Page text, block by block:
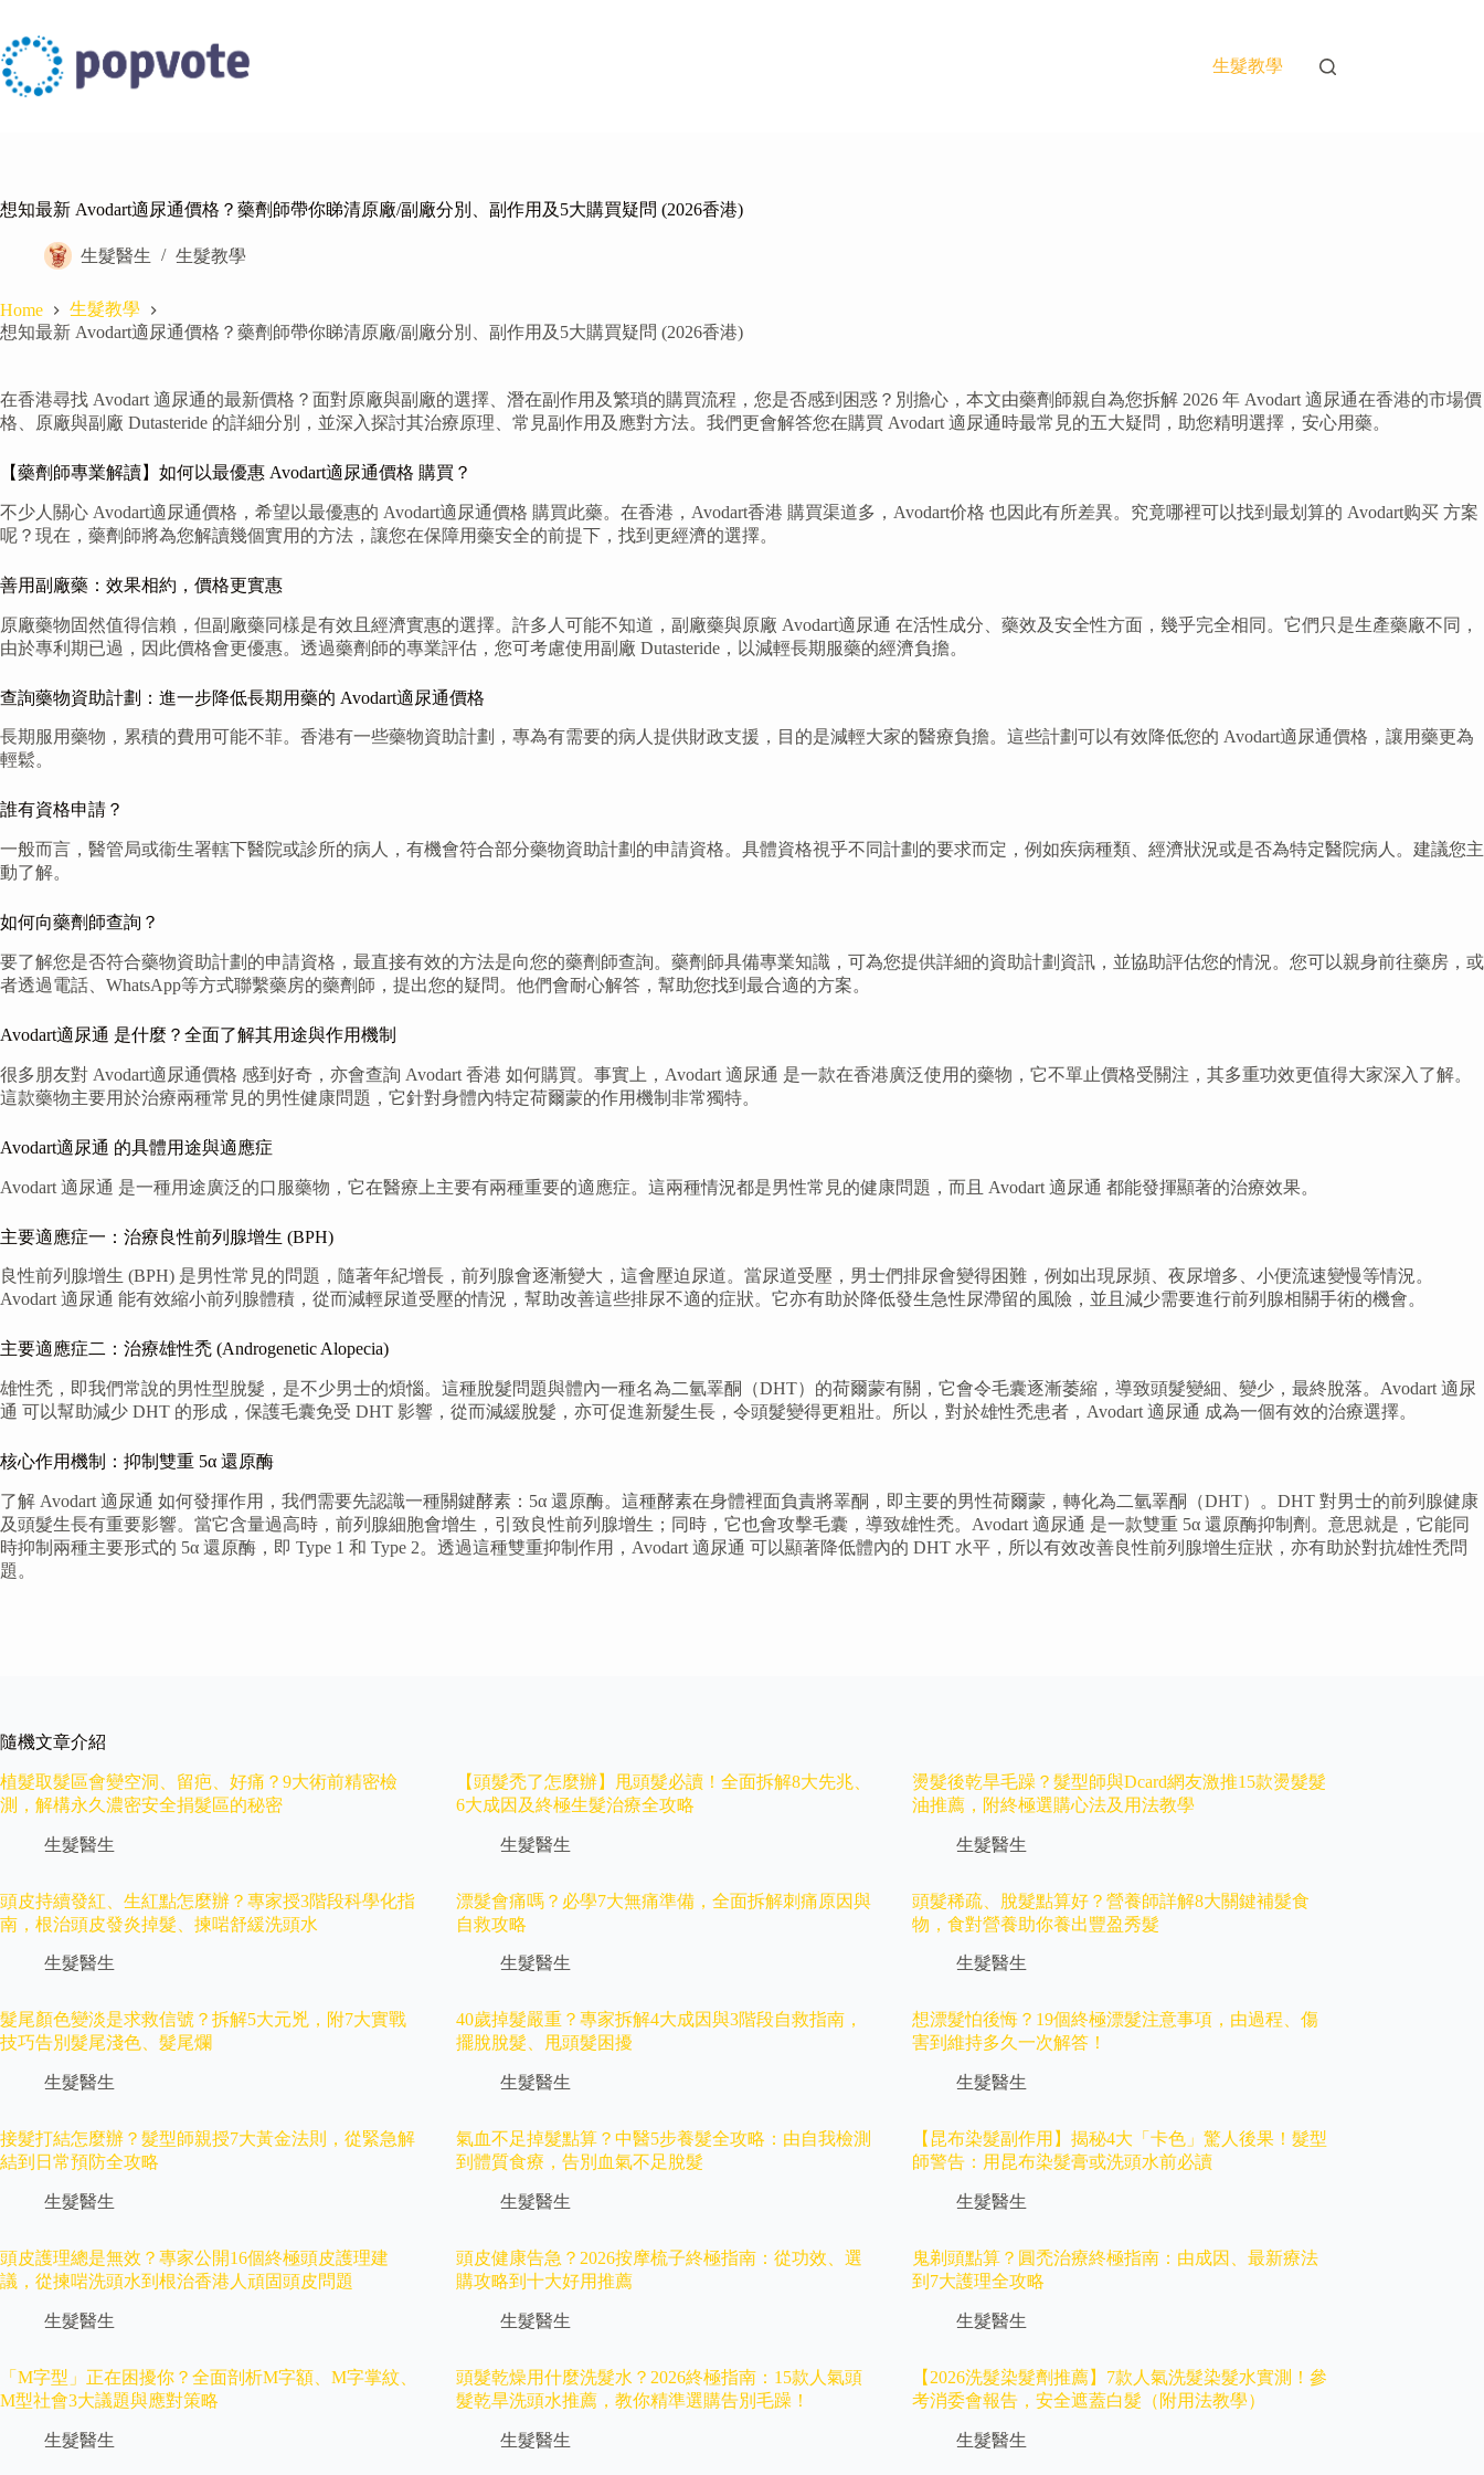
content
生髮教學
想知最新 Avodart適尿通價格？藥劑師帶你睇清原廠/副廠分別、副作用及5大購買疑問 (2026香港)
生髮醫生 生髮教學
Home
生髮教學
想知最新 Avodart適尿通價格？藥劑師帶你睇清原廠/副廠分別、副作用及5大購買疑問 (2026香港)
在香港尋找 Avodart 適尿通的最新價格？面對原廠與副廠的選擇、潛在副作用及繁瑣的購買流程，您是否感到困惑？別擔心，本文由藥劑師親自為您拆解 2026 年 Avodart 適尿通在香港的市場價
格、原廠與副廠 Dutasteride 的詳細分別，並深入探討其治療原理、常見副作用及應對方法。我們更會解答您在購買 Avodart 適尿通時最常見的五大疑問，助您精明選擇，安心用藥。
【藥劑師專業解讀】如何以最優惠 Avodart適尿通價格 購買？
不少人關心 Avodart適尿通價格，希望以最優惠的 Avodart適尿通價格 購買此藥。在香港，Avodart香港 購買渠道多，Avodart价格 也因此有所差異。究竟哪裡可以找到最划算的 Avodart购买 方案
呢？現在，藥劑師將為您解讀幾個實用的方法，讓您在保障用藥安全的前提下，找到更經濟的選擇。
善用副廠藥：效果相約，價格更實惠
原廠藥物固然值得信賴，但副廠藥同樣是有效且經濟實惠的選擇。許多人可能不知道，副廠藥與原廠 Avodart適尿通 在活性成分、藥效及安全性方面，幾乎完全相同。它們只是生產藥廠不同，
由於專利期已過，因此價格會更優惠。透過藥劑師的專業評估，您可考慮使用副廠 Dutasteride，以減輕長期服藥的經濟負擔。
查詢藥物資助計劃：進一步降低長期用藥的 Avodart適尿通價格
長期服用藥物，累積的費用可能不菲。香港有一些藥物資助計劃，專為有需要的病人提供財政支援，目的是減輕大家的醫療負擔。這些計劃可以有效降低您的 Avodart適尿通價格，讓用藥更為
輕鬆。
誰有資格申請？
一般而言，醫管局或衞生署轄下醫院或診所的病人，有機會符合部分藥物資助計劃的申請資格。具體資格視乎不同計劃的要求而定，例如疾病種類、經濟狀況或是否為特定醫院病人。建議您主
動了解。
如何向藥劑師查詢？
要了解您是否符合藥物資助計劃的申請資格，最直接有效的方法是向您的藥劑師查詢。藥劑師具備專業知識，可為您提供詳細的資助計劃資訊，並協助評估您的情況。您可以親身前往藥房，或
者透過電話、WhatsApp等方式聯繫藥房的藥劑師，提出您的疑問。他們會耐心解答，幫助您找到最合適的方案。
Avodart適尿通 是什麼？全面了解其用途與作用機制
很多朋友對 Avodart適尿通價格 感到好奇，亦會查詢 Avodart 香港 如何購買。事實上，Avodart 適尿通 是一款在香港廣泛使用的藥物，它不單止價格受關注，其多重功效更值得大家深入了解。
這款藥物主要用於治療兩種常見的男性健康問題，它針對身體內特定荷爾蒙的作用機制非常獨特。
Avodart適尿通 的具體用途與適應症
Avodart 適尿通 是一種用途廣泛的口服藥物，它在醫療上主要有兩種重要的適應症。這兩種情況都是男性常見的健康問題，而且 Avodart 適尿通 都能發揮顯著的治療效果。
主要適應症一：治療良性前列腺增生 (BPH)
良性前列腺增生 (BPH) 是男性常見的問題，隨著年紀增長，前列腺會逐漸變大，這會壓迫尿道。當尿道受壓，男士們排尿會變得困難，例如出現尿頻、夜尿增多、小便流速變慢等情況。
Avodart 適尿通 能有效縮小前列腺體積，從而減輕尿道受壓的情況，幫助改善這些排尿不適的症狀。它亦有助於降低發生急性尿滯留的風險，並且減少需要進行前列腺相關手術的機會。
主要適應症二：治療雄性禿 (Androgenetic Alopecia)
雄性禿，即我們常說的男性型脫髮，是不少男士的煩惱。這種脫髮問題與體內一種名為二氫睪酮（DHT）的荷爾蒙有關，它會令毛囊逐漸萎縮，導致頭髮變細、變少，最終脫落。Avodart 適尿
通 可以幫助減少 DHT 的形成，保護毛囊免受 DHT 影響，從而減緩脫髮，亦可促進新髮生長，令頭髮變得更粗壯。所以，對於雄性禿患者，Avodart 適尿通 成為一個有效的治療選擇。
核心作用機制：抑制雙重 5α 還原酶
了解 Avodart 適尿通 如何發揮作用，我們需要先認識一種關鍵酵素：5α 還原酶。這種酵素在身體裡面負責將睪酮，即主要的男性荷爾蒙，轉化為二氫睪酮（DHT）。DHT 對男士的前列腺健康
及頭髮生長有重要影響。當它含量過高時，前列腺細胞會增生，引致良性前列腺增生；同時，它也會攻擊毛囊，導致雄性禿。Avodart 適尿通 是一款雙重 5α 還原酶抑制劑。意思就是，它能同
時抑制兩種主要形式的 5α 還原酶，即 Type 1 和 Type 2。透過這種雙重抑制作用，Avodart 適尿通 可以顯著降低體內的 DHT 水平，所以有效改善良性前列腺增生症狀，亦有助於對抗雄性禿問
題。
隨機文章介紹
植髮取髮區會變空洞、留疤、好痛？9大術前精密檢
測，解構永久濃密安全捐髮區的秘密
生髮醫生
【頭髮禿了怎麼辦】甩頭髮必讀！全面拆解8大先兆、
6大成因及終極生髮治療全攻略
生髮醫生
燙髮後乾旱毛躁？髮型師與Dcard網友激推15款燙髮髮
油推薦，附終極選購心法及用法教學
生髮醫生
頭皮持續發紅、生紅點怎麼辦？專家授3階段科學化指
南，根治頭皮發炎掉髮、揀啱舒緩洗頭水
生髮醫生
漂髮會痛嗎？必學7大無痛準備，全面拆解刺痛原因與
自救攻略
生髮醫生
頭髮稀疏、脫髮點算好？營養師詳解8大關鍵補髮食
物，食對營養助你養出豐盈秀髮
生髮醫生
髮尾顏色變淡是求救信號？拆解5大元兇，附7大實戰
技巧告別髮尾淺色、髮尾爛
生髮醫生
40歲掉髮嚴重？專家拆解4大成因與3階段自救指南，
擺脫脫髮、甩頭髮困擾
生髮醫生
想漂髮怕後悔？19個終極漂髮注意事項，由過程、傷
害到維持多久一次解答！
生髮醫生
接髮打結怎麼辦？髮型師親授7大黃金法則，從緊急解
結到日常預防全攻略
生髮醫生
氣血不足掉髮點算？中醫5步養髮全攻略：由自我檢測
到體質食療，告別血氣不足脫髮
生髮醫生
【昆布染髮副作用】揭秘4大「卡色」驚人後果！髮型
師警告：用昆布染髮膏或洗頭水前必讀
生髮醫生
頭皮護理總是無效？專家公開16個終極頭皮護理建
議，從揀啱洗頭水到根治香港人頑固頭皮問題
生髮醫生
頭皮健康告急？2026按摩梳子終極指南：從功效、選
購攻略到十大好用推薦
生髮醫生
鬼剃頭點算？圓禿治療終極指南：由成因、最新療法
到7大護理全攻略
生髮醫生
「M字型」正在困擾你？全面剖析M字額、M字掌紋、
M型社會3大議題與應對策略
生髮醫生
頭髮乾燥用什麼洗髮水？2026終極指南：15款人氣頭
髮乾旱洗頭水推薦，教你精準選購告別毛躁！
生髮醫生
【2026洗髮染髮劑推薦】7款人氣洗髮染髮水實測！參
考消委會報告，安全遮蓋白髮（附用法教學）
生髮醫生